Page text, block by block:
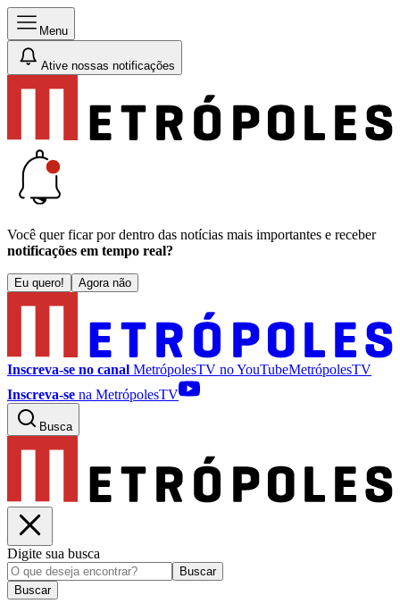
Menu
Ative nossas notificações
Você quer ficar por dentro das notícias mais importantes e receber
notificações em tempo real?
Eu quero! Agora não
Inscreva-se no canal MetrópolesTV noYouTubeMetrópolesTV
Inscreva-se na MetrópolesTV
Busca
Digite sua busca
Buscar
Buscar